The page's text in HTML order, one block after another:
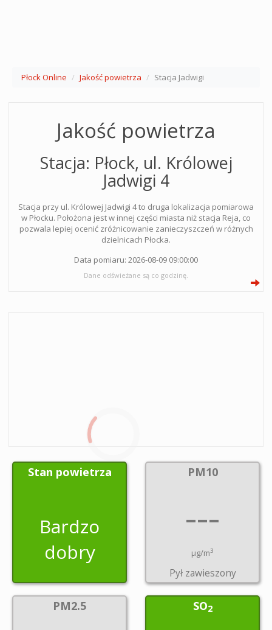
Płock Online Jakość powietrza Stacja Jadwigi
Jakość powietrza
Stacja: Płock, ul. Królowej
Jadwigi 4
Stacja przy ul. Królowej Jadwigi 4 to druga lokalizacja pomiarowa
w Płocku. Położona jest w innej części miasta niż stacja Reja, co
pozwala lepiej ocenić zróżnicowanie zanieczyszczeń w różnych
dzielnicach Płocka.
Data pomiaru: 2026-08-09 09:00:00
Dane odświeżane są co godzinę.
Stan powietrza
Bardzo
dobry
PM10
---
µg/m3
Pył zawieszony
PM2.5 SO2